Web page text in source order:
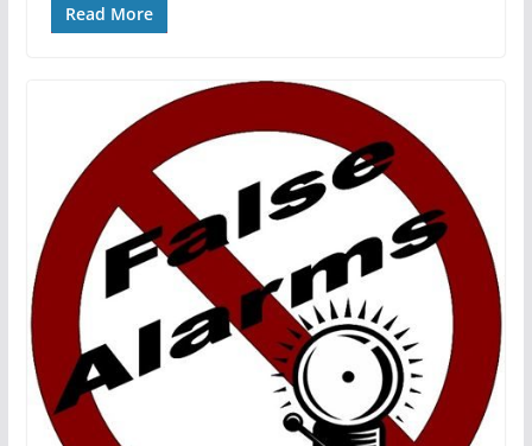
Read More